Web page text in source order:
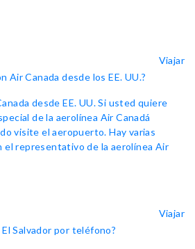
Viajar
Air Canada desde los EE. UU.?
desde EE. UU. Si usted quiere
de la aerolínea Air Canadá
visite el aeropuerto. Hay varias
el representativo de la aerolínea Air
Viajar
El Salvador por teléfono?